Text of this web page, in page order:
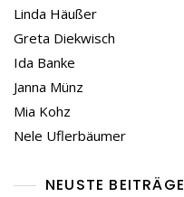
Linda Häußer
Greta Diekwisch
Ida Banke
Janna Münz
Mia Kohz
Nele Uflerbäumer
NEUSTE BEITRÄGE